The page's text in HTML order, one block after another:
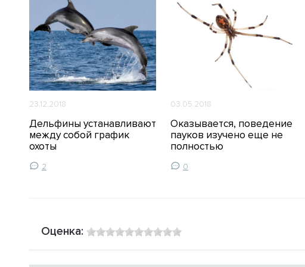
23.12.2018
Дельфины устанавливают
между собой график
охоты
2
03.05.2018
Оказывается, поведение
пауков изучено еще не
полностью
0
Оценка: